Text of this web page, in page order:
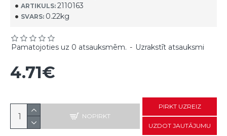
ARTIKULS: 2110163
SVARS: 0.22kg
Pamatojoties uz 0 atsauksmēm. - Uzrakstīt atsauksmi
4.71€
NOPIRKT
PIRKT UZREIZ
UZDOT JAUTĀJUMU